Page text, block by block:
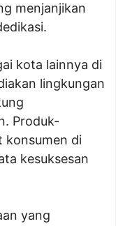
menjanjikan
kota lainnya di
lingkungan
Produk-
konsumen di
kesuksesan
yang